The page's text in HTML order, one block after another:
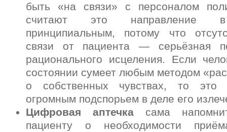
быть «на связи» с персоналом
считают это направление в
принципиальным, потому что
связи от пациента — серьёзная
рационального исцеления. Если
состоянии сумеет любым методом
о собственных чувствах, то это
огромным подспорьем в деле его
Цифровая аптечка сама
пациенту о необходимости